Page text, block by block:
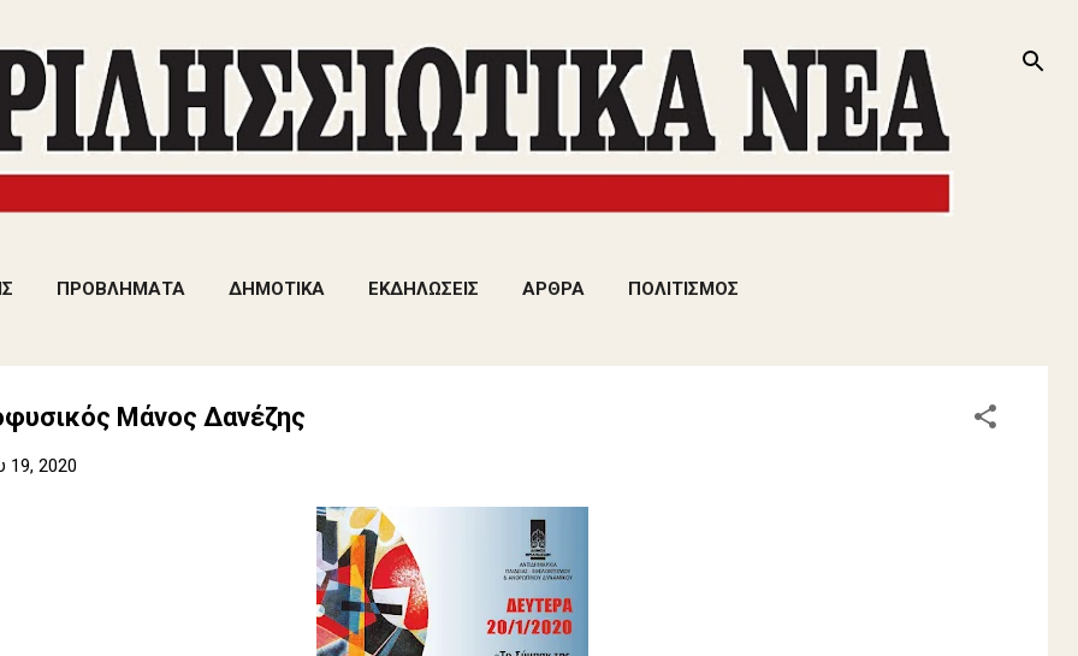
ΠΡΟΒΛΗΜΑΤΑ ΔΗΜΟΤΙΚΑ ΕΚΔΗΛΩΣΕΙΣ ΑΡΘΡΑ ΠΟΛΙΤΙΣΜΟΣ
Μάνος Δανέζης
19, 2020